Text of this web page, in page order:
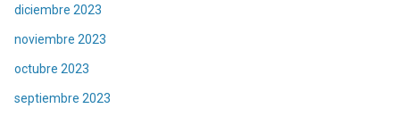
diciembre 2023
noviembre 2023
octubre 2023
septiembre 2023